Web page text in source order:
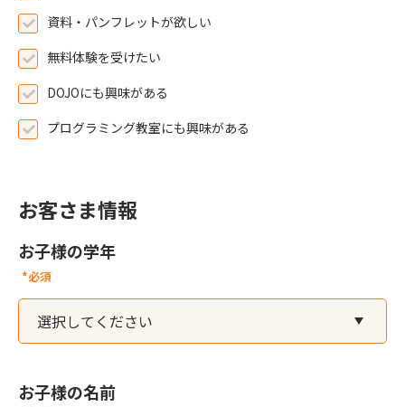
資料・パンフレットが欲しい
無料体験を受けたい
DOJOにも興味がある
プログラミング教室にも興味がある
お客さま情報
お子様の学年
*必須
お子様の名前